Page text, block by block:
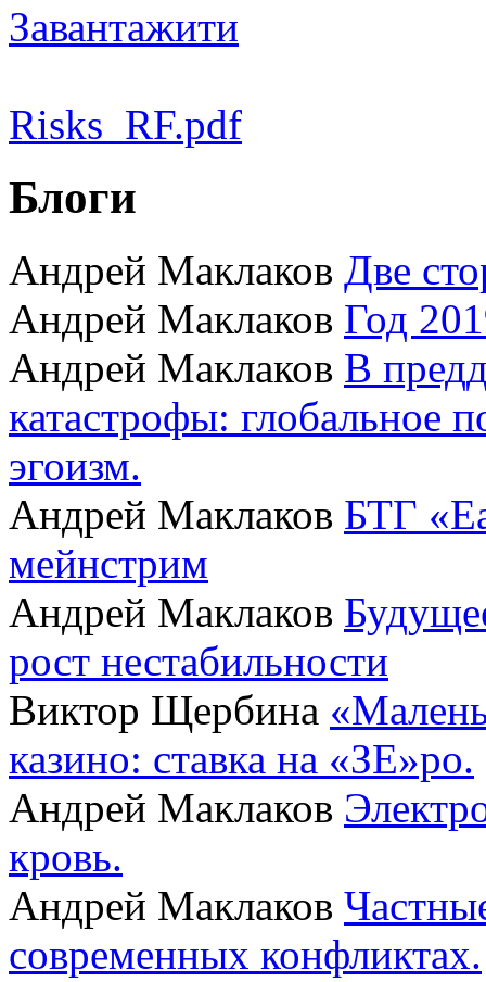
Завантажити
Risks_RF.pdf
Блоги
Андрей Маклаков Две
Андрей Маклаков Год
Андрей Маклаков В
катастрофы: глобальное
эгоизм.
Андрей Маклаков БТГ
мейнстрим
Андрей Маклаков
рост нестабильности
Виктор Щербина
казино: ставка на «ЗЕ»ро.
Андрей Маклаков
кровь.
Андрей Маклаков
современных конфликтах.